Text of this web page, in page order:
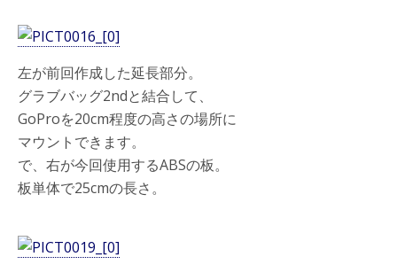
左が前回作成した延長部分。
グラブバッグ2ndと結合して、
GoProを20cm程度の高さの場所に
マウントできます。
で、右が今回使用するABSの板。
板単体で25cmの長さ。